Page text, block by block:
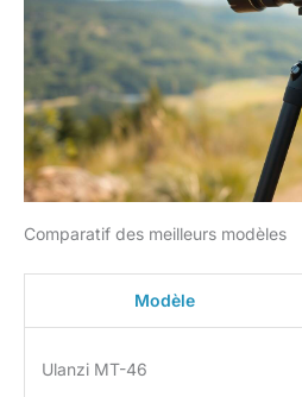
Comparatif des meilleurs modèles
Modèle
Ulanzi MT-46